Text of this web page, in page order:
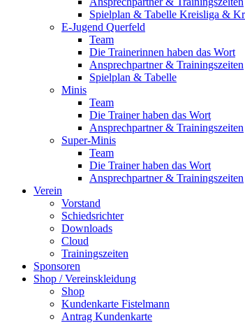
Spielplan & Tabelle Kreisliga &
E-Jugend Querfeld
Team
Die Trainerinnen haben das Wort
Ansprechpartner & Trainingszeiten
Spielplan & Tabelle
Minis
Team
Die Trainer haben das Wort
Ansprechpartner & Trainingszeiten
Super-Minis
Team
Die Trainer haben das Wort
Ansprechpartner & Trainingszeiten
Verein
Vorstand
Schiedsrichter
Downloads
Cloud
Trainingszeiten
Sponsoren
Shop / Vereinskleidung
Shop
Kundenkarte Fistelmann
Antrag Kundenkarte